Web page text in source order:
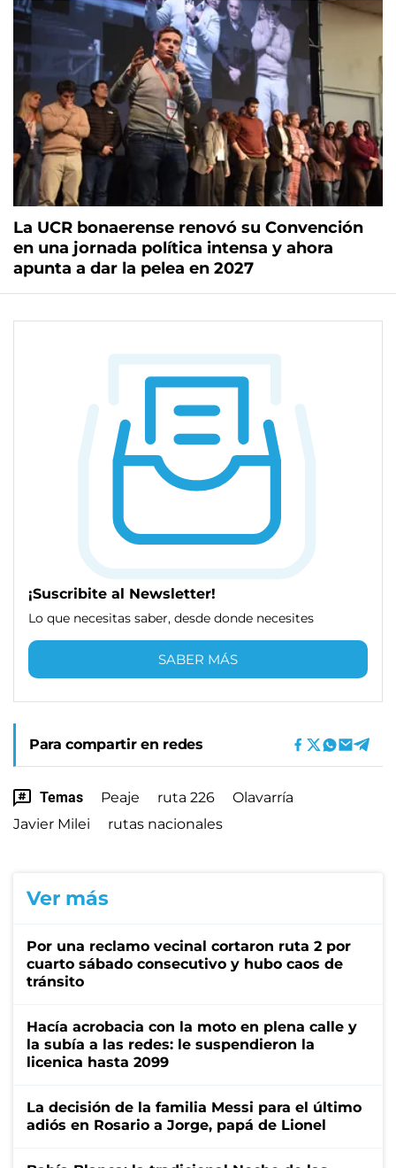
La UCR bonaerense renovó su Convención
en una jornada política intensa y ahora
apunta a dar la pelea en 2027
¡Suscribite al Newsletter!
Lo que necesitas saber, desde donde necesites
SABER MÁS
Para compartir en redes
Temas Peaje ruta 226
Olavarría
Javier Milei
rutas nacionales
Ver más
Por una reclamo vecinal cortaron ruta 2 por
cuarto sábado consecutivo y hubo caos de
tránsito
Hacía acrobacia con la moto en plena calle y
la subía a las redes: le suspendieron la
licenica hasta 2099
La decisión de la familia Messi para el último
adiós en Rosario a Jorge, papá de Lionel